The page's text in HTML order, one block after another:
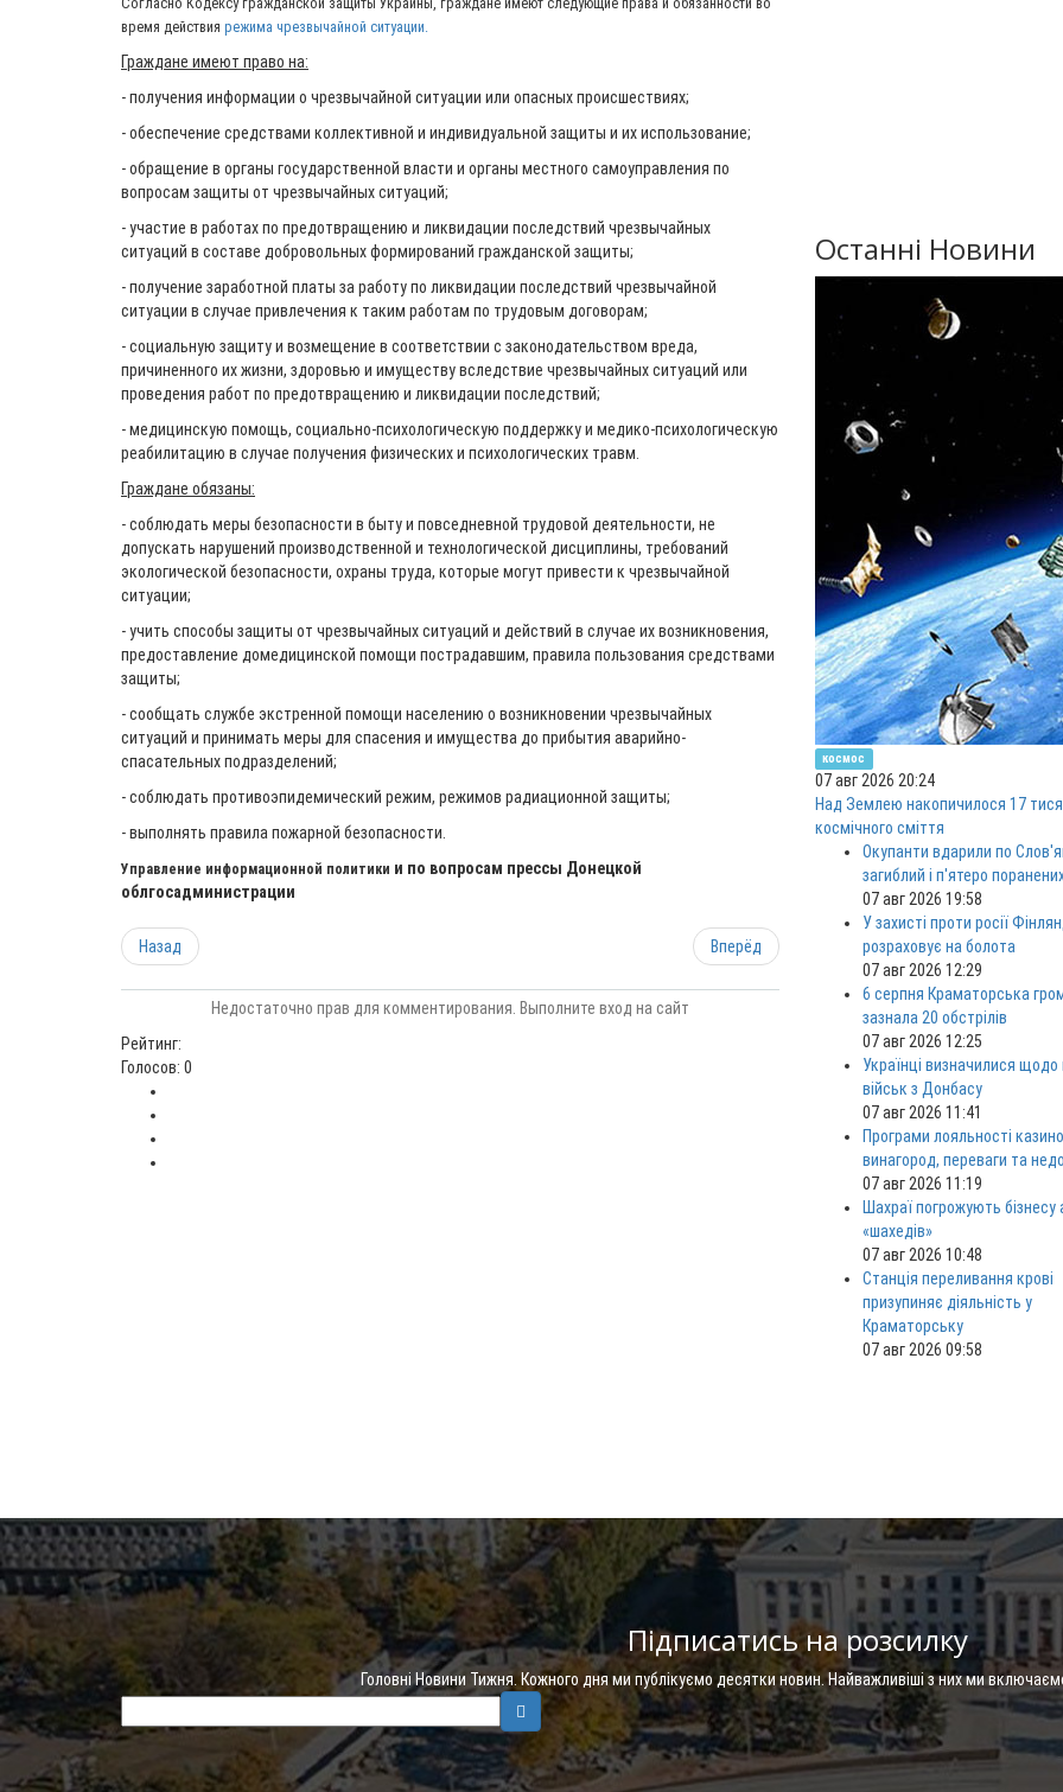
Согласно Кодексу гражданской защиты Украины, граждане имеют следующие права и обязанности во
время действия режима чрезвычайной ситуации.
Граждане имеют право на:
- получения информации о чрезвычайной ситуации или опасных происшествиях;
- обеспечение средствами коллективной и индивидуальной защиты и их использование;
- обращение в органы государственной власти и органы местного самоуправления по
вопросам защиты от чрезвычайных ситуаций;
- участие в работах по предотвращению и ликвидации последствий чрезвычайных
ситуаций в составе добровольных формирований гражданской защиты;
- получение заработной платы за работу по ликвидации последствий чрезвычайной
ситуации в случае привлечения к таким работам по трудовым договорам;
- социальную защиту и возмещение в соответствии с законодательством вреда,
причиненного их жизни, здоровью и имуществу вследствие чрезвычайных ситуаций или
проведения работ по предотвращению и ликвидации последствий;
- медицинскую помощь, социально-психологическую поддержку и медико-психологическую
реабилитацию в случае получения физических и психологических травм.
Граждане обязаны:
- соблюдать меры безопасности в быту и повседневной трудовой деятельности, не
допускать нарушений производственной и технологической дисциплины, требований
экологической безопасности, охраны труда, которые могут привести к чрезвычайной
ситуации;
- учить способы защиты от чрезвычайных ситуаций и действий в случае их возникновения,
предоставление домедицинской помощи пострадавшим, правила пользования средствами
защиты;
- сообщать службе экстренной помощи населению о возникновении чрезвычайных
ситуаций и принимать меры для спасения и имущества до прибытия аварийно-
спасательных подразделений;
- соблюдать противоэпидемический режим, режимов радиационной защиты;
- выполнять правила пожарной безопасности.
Управление информационной политики и по вопросам прессы Донецкой
облгосадминистрации
Назад Вперёд
Недостаточно прав для комментирования. Выполните вход на сайт
Рейтинг:
Голосов: 0
Останні Новини
космос
07 авг 2026 20:24
Над Землею накопичилося 17
космічного сміття
Окупанти вдарили по
загиблий і п'ятеро
07 авг 2026 19:58
У захисті проти росії
розраховує на болота
07 авг 2026 12:29
6 серпня Краматорська
зазнала 20 обстрілів
07 авг 2026 12:25
Українці визначилися щодо
військ з Донбасу
07 авг 2026 11:41
Програми лояльності
винагород, переваги та
07 авг 2026 11:19
Шахраї погрожують бізнесу
«шахедів»
07 авг 2026 10:48
Станція переливання крові
призупиняє діяльність у
Краматорську
07 авг 2026 09:58
Підписатись на розсилку
Головні Новини Тижня. Кожного дня ми публікуємо десятки новин. Найважливіші з них ми